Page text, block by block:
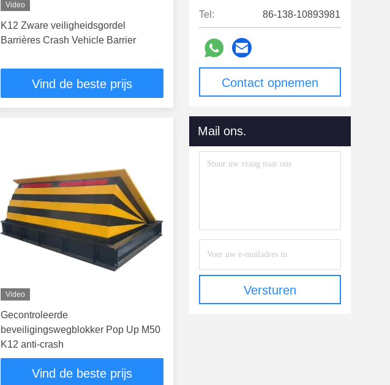
Video
K12 Zware veiligheidsgordel
Barrières Crash Vehicle Barrier
Vind de beste prijs
Video
Gecontroleerde
beveiligingswegblokker Pop Up M50
K12 anti-crash
Vind de beste prijs
Tel: 86-138-10893981
Contact opnemen
Mail ons.
Versturen